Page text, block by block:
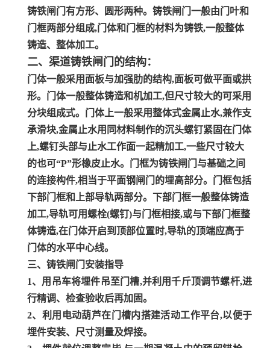
铸铁闸门有方形、圆形两种。铸铁闸门一般由门叶和
门框两部分组成,门体和门框的材料为铸铁,一般整体
铸造、整体加工。
二、渠道铸铁闸门的结构：
门体一般采用面板与加强肋的结构,面板可做平面或拱
形。门体一般整体铸造和机加工,但尺寸较大的可采用
分块组成式。门体上一般采用整体式金属止水,兼作支
承滑块,金属止水用同材料制作的沉头螺钉紧固在门体
上,螺钉头部与止水工作面一起精加工,一些尺寸较大
的也可“P”形橡皮止水。门框为铸铁闸门与基础之间
的连接构件,相当于平面钢闸门的埋高部分。门框包括
下部门框和上部导轨两部分。下部门框一般整体铸造
加工,导轨可用螺栓(螺钉)与门框相接,或与下部门框整
体铸造,在门体开启到顶部位置时,导轨的顶端应高于
门体的水平中心线。
三、铸铁闸门安装指导
1、用吊车将埋件吊至门槽,并利用千斤顶调节螺杆,进
行精调、检查验收后再加固。
2、利用电动葫芦在门槽内搭建活动工作平台,以便于
埋件安装、尺寸测量及焊接。